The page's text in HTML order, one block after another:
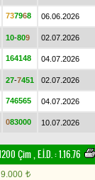
737968 06.06.2026
10-809 02.07.2026
164148 04.07.2026
27-7451 02.07.2026
746565 04.07.2026
083000 10.07.2026
Çim,E.İ.D. :1.16.76
9.000 t